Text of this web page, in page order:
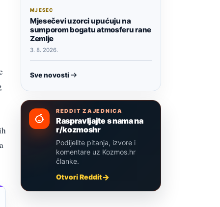
MJESEC
Mjesečevi uzorci upućuju na
sumporom bogatu atmosferu rane
Zemlje
3. 8. 2026.
Sve novosti
REDDIT ZAJEDNICA
Raspravljajte s nama na
r/kozmoshr
Podijelite pitanja, izvore i
komentare uz Kozmos.hr
članke.
Otvori Reddit